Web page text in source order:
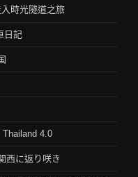
時光隧道之旅
日記
4.0
に返り咲き